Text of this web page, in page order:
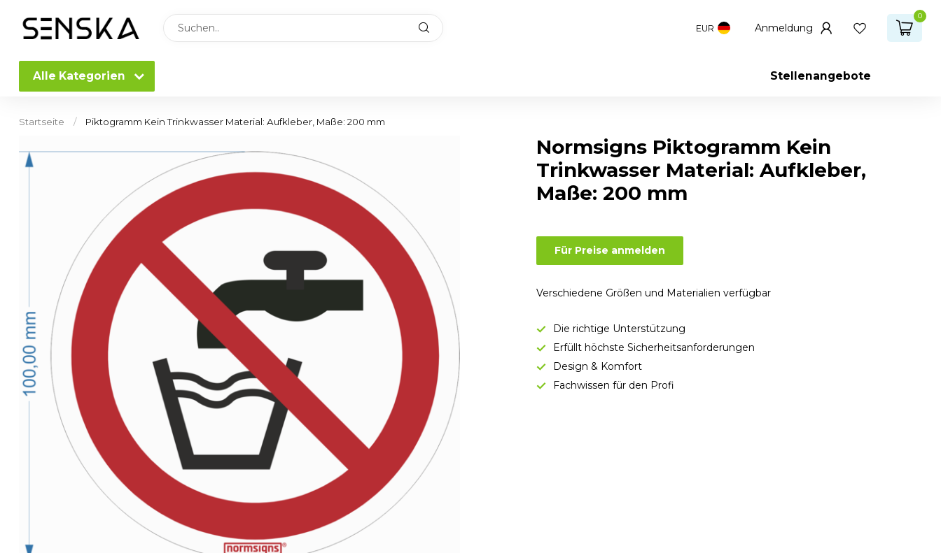
EUR Anmeldung
0
Alle Kategorien Stellenangebote
Startseite / Piktogramm Kein Trinkwasser Material: Aufkleber, Maße: 200 mm
Normsigns Piktogramm Kein
Trinkwasser Material: Aufkleber,
Maße: 200 mm
Für Preise anmelden
Verschiedene Größen und Materialien verfügbar
Die richtige Unterstützung
Erfüllt höchste Sicherheitsanforderungen
Design & Komfort
Fachwissen für den Profi